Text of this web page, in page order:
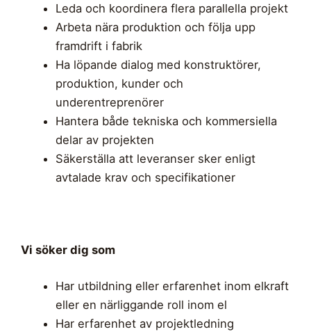
Leda och koordinera flera parallella projekt
Arbeta nära produktion och följa upp
framdrift i fabrik
Ha löpande dialog med konstruktörer,
produktion, kunder och
underentreprenörer
Hantera både tekniska och kommersiella
delar av projekten
Säkerställa att leveranser sker enligt
avtalade krav och specifikationer
Vi söker dig som
Har utbildning eller erfarenhet inom elkraft
eller en närliggande roll inom el
Har erfarenhet av projektledning